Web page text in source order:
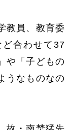
教員、教育委
ど合わせて37
や「子どもの
うなものなの